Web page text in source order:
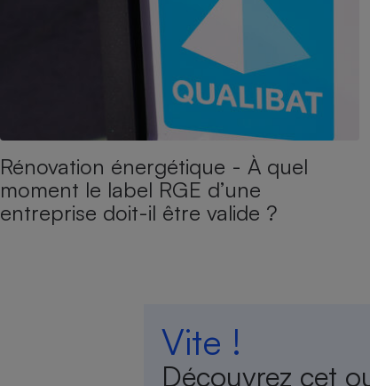
Rénovation énergétique - À quel
moment le label RGE d’une
entreprise doit-il être valide ?
Vite !
Découvrez cet